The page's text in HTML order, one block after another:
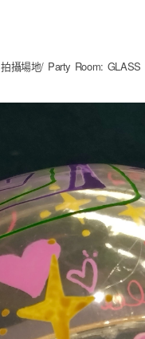
拍攝場地/ Party Room: GLASS